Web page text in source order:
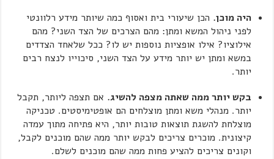
היה מוכן. הכן שיעורי בית ואסוף כמה שיותר מידע רלוונטי
לפני ניהול המשא ומתן: מהם הצרכים של הצד השני? מהם
אילוציו? אילו אופציות נוספות יש לו? ככל שלאחד הצדדים
במשא ומתן יש יותר מידע על הצד השני, סיכוייו לנצח רבים
יותר.
בקש יותר ממה שאתה מצפה להשיג. אם תצפה ליותר, תקבל
יותר. מנהלי משא ומתן מוצלחים הם אופטימיסטים. טכניקה
מוצלחת להשגת תוצאות טובות יותר, היא פתיחה מתוך עמדה
קיצונית. מוכרים צריכים לבקש יותר ממה שהם מוכנים לקבל,
וקונים צריכים להציע פחות ממה שהם מוכנים לשלם.